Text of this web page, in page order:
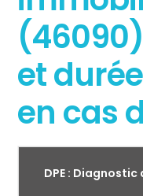
et
en cas
DPE :